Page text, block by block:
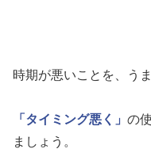
時期が悪いことを、う
「タイミング悪く」 の
ましょう。